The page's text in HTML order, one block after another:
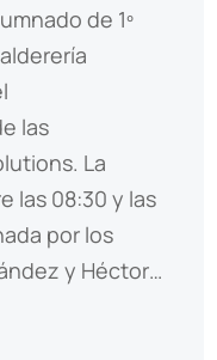
de 1º
las
La
las 08:30 y las
por los
y Héctor…